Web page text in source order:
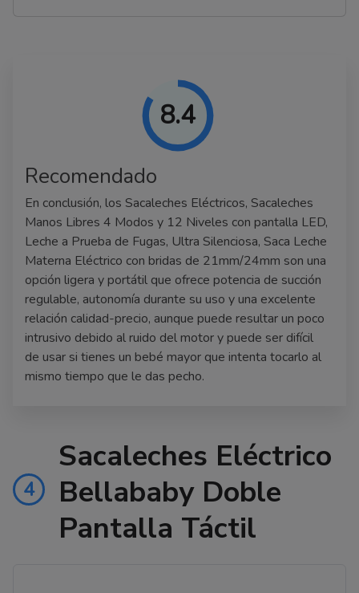
8.4
Recomendado
En conclusión, los Sacaleches Eléctricos, Sacaleches
Manos Libres 4 Modos y 12 Niveles con pantalla LED,
Leche a Prueba de Fugas, Ultra Silenciosa, Saca Leche
Materna Eléctrico con bridas de 21mm/24mm son una
opción ligera y portátil que ofrece potencia de succión
regulable, autonomía durante su uso y una excelente
relación calidad-precio, aunque puede resultar un poco
intrusivo debido al ruido del motor y puede ser difícil
de usar si tienes un bebé mayor que intenta tocarlo al
mismo tiempo que le das pecho.
4
Sacaleches Eléctrico
Bellababy Doble
Pantalla Táctil